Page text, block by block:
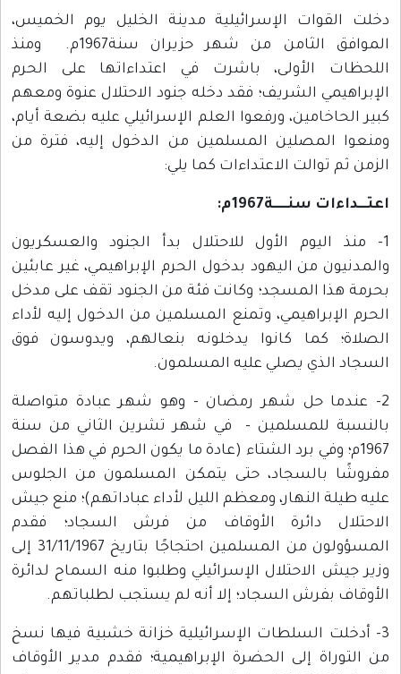
دخلت القوات الإسرائيلية مدينة الخليل يوم الخميس،
الموافق الثامن من شهر حزيران سنة1967م. ومنذ
اللحظات الأولى، باشرت في اعتداءاتها على الحرم
الإبراهيمي الشريف؛ فقد دخله جنود الاحتلال عنوة ومعهم
كبير الحاخامين، ورفعوا العلم الإسرائيلي عليه بضعة أيام،
ومنعوا المصلين المسلمين من الدخول إليه، فترة من
الزمن ثم توالت الاعتداءات كما يلي:
اعتـــداءات سنـــــة1967م:
1- منذ اليوم الأول للاحتلال بدأ الجنود والعسكريون
والمدنيون من اليهود بدخول الحرم الإبراهيمي، غير عابئين
بحرمة هذا المسجد؛ وكانت فئة من الجنود تقف على مدخل
الحرم الإبراهيمي، وتمنع المسلمين من الدخول إليه لأداء
الصلاة؛ كما كانوا يدخلونه بنعالهم، ويدوسون فوق
السجاد الذي يصلي عليه المسلمون.
2- عندما حل شهر رمضان - وهو شهر عبادة متواصلة
بالنسبة للمسلمين - في شهر تشرين الثاني من سنة
1967م؛ وفي برد الشتاء (عادة ما يكون الحرم في هذا الفصل
مفروشًا بالسجاد، حتى يتمكن المسلمون من الجلوس
عليه طيلة النهار، ومعظم الليل لأداء عباداتهم)؛ منع جيش
الاحتلال دائرة الأوقاف من فرش السجاد؛ فقدم
المسؤولون من المسلمين احتجاجًا بتاريخ 31/11/1967 إلى
وزير جيش الاحتلال الإسرائيلي وطلبوا منه السماح لدائرة
الأوقاف بفرش السجاد؛ إلا أنه لم يستجب لطلباتهم.
3- أدخلت السلطات الإسرائيلية خزانة خشبية فيها نسخ
من التوراة إلى الحضرة الإبراهيمية؛ فقدم مدير الأوقاف